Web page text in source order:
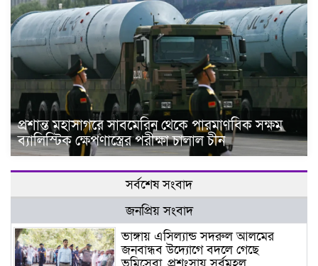
প্রশান্ত মহাসাগরে সাবমেরিন থেকে পারমাণবিক সক্ষম
ব্যালিস্টিক ক্ষেপণাস্ত্রের পরীক্ষা চালাল চীন
সর্বশেষ সংবাদ
জনপ্রিয় সংবাদ
ভাঙ্গায় এসিল্যান্ড সদরুল আলমের
জনবান্ধব উদ্যোগে বদলে গেছে